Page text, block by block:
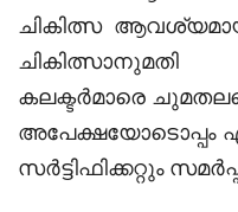
ചികിത്സ
കലക്ടര്‍മാരെ
അപേക്ഷയോടൊപ്പം
സര്‍ട്ടിഫിക്കറ്റും